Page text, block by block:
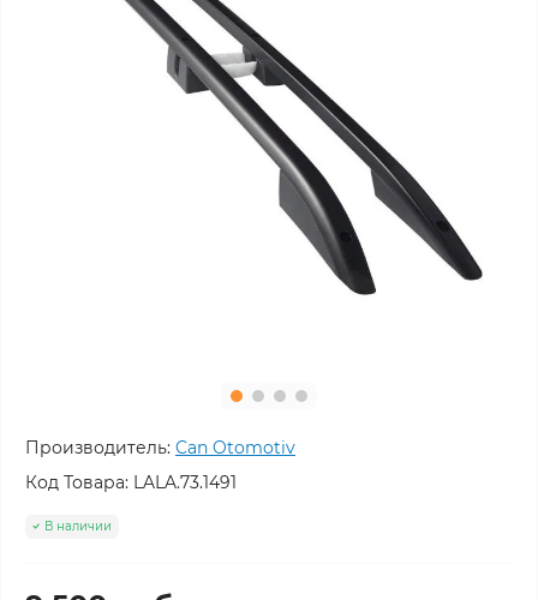
Производитель: Can Otomotiv
Код Товара: LALA.73.1491
В наличии